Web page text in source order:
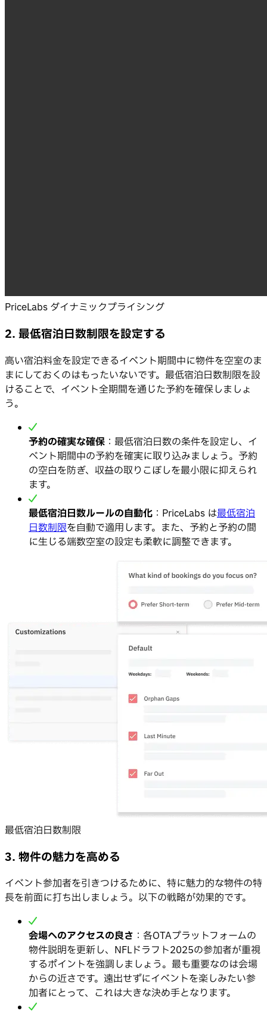
PriceLabs ダイナミックプライシング
2. 最低宿泊日数制限を設定する
高い宿泊料金を設定できるイベント期間中に物件を空室のま
まにしておくのはもったいないです。最低宿泊日数制限を設
けることで、イベント全期間を通じた予約を確保しましょ
う。
予約の確実な確保 ：最低宿泊日数の条件を設定し、イ
ベント期間中の予約を確実に取り込みましょう。予約
の空白を防ぎ、収益の取りこぼしを最小限に抑えられ
ます。
最低宿泊日数ルールの自動化 ：PriceLabs は最低宿泊
日数制限を自動で適用します。また、予約と予約の間
に生じる端数空室の設定も柔軟に調整できます。
最低宿泊日数制限
3. 物件の魅力を高める
イベント参加者を引きつけるために、特に魅力的な物件の特
長を前面に打ち出しましょう。以下の戦略が効果的です。
会場へのアクセスの良さ ：各OTAプラットフォームの
物件説明を更新し、NFLドラフト2025の参加者が重視
するポイントを強調しましょう。最も重要なのは会場
からの近さです。遠出せずにイベントを楽しみたい参
加者にとって、これは大きな決め手となります。